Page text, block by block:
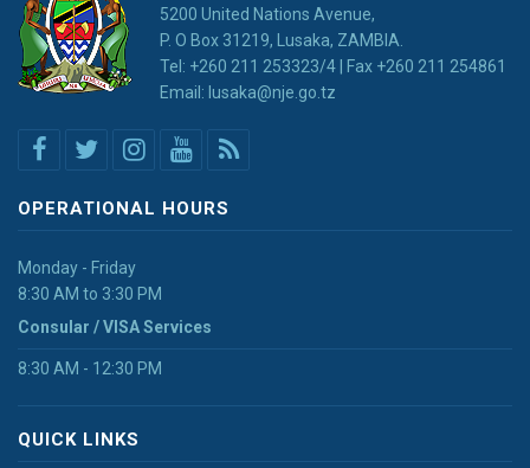
5200 United Nations Avenue,
P. O Box 31219, Lusaka, ZAMBIA.
Tel: +260 211 253323/4 | Fax +260 211 254861
Email: lusaka@nje.go.tz
OPERATIONAL HOURS
Monday - Friday
8:30 AM to 3:30 PM
Consular / VISA Services
8:30 AM - 12:30 PM
QUICK LINKS